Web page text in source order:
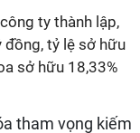
ty thành lập,
đồng, tỷ lệ sở hữu
sở hữu 18,33%